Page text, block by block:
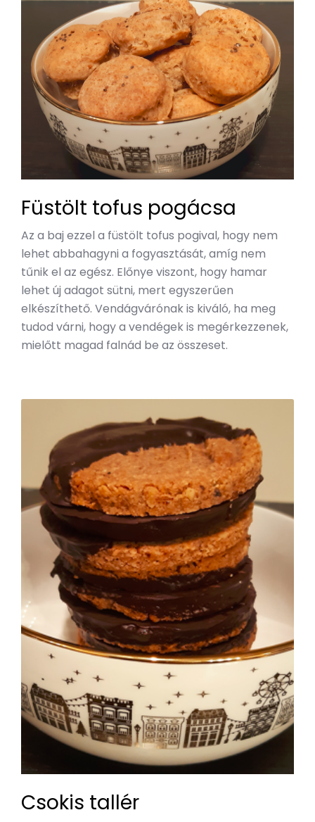
Füstölt tofus pogácsa
Az a baj ezzel a füstölt tofus pogival, hogy nem
lehet abbahagyni a fogyasztását, amíg nem
tűnik el az egész. Előnye viszont, hogy hamar
lehet új adagot sütni, mert egyszerűen
elkészíthető. Vendágvárónak is kiváló, ha meg
tudod várni, hogy a vendégek is megérkezzenek,
mielőtt magad falnád be az összeset.
Csokis tallér